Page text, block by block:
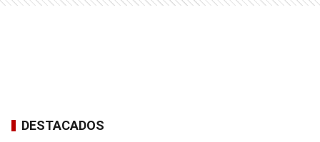
DESTACADOS